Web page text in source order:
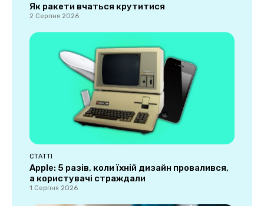
Як ракети вчаться крутитися
2 Серпня 2026
СТАТТІ
Apple: 5 разів, коли їхній дизайн провалився,
а користувачі страждали
1 Серпня 2026